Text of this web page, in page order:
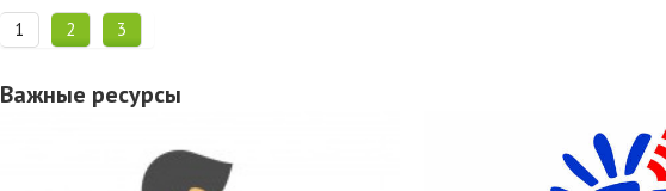
1 2 3
Важные ресурсы